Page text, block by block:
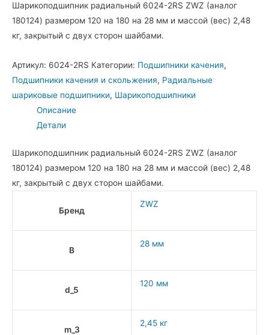
Шарикоподшипник радиальный 6024-2RS ZWZ (аналог
180124) размером 120 на 180 на 28 мм и массой (вес) 2,48
кг, закрытый с двух сторон шайбами.
Артикул: 6024-2RS Категории: Подшипники качения,
Подшипники качения и скольжения, Радиальные
шариковые подшипники, Шарикоподшипники
Описание
Детали
Шарикоподшипник радиальный 6024-2RS ZWZ (аналог
180124) размером 120 на 180 на 28 мм и массой (вес) 2,48
кг, закрытый с двух сторон шайбами.
Бренд
ZWZ
B
28 мм
d_5
120 мм
m_3
2,45 кг